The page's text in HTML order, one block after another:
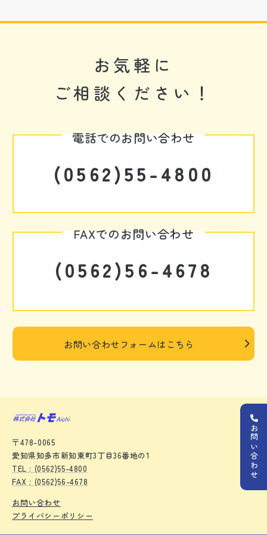
お気軽に
ご相談ください！
電話でのお問い合わせ
(0562)55-4800
FAXでのお問い合わせ
(0562)56-4678
お問い合わせフォームはこちら
お問い合わせ
〒478-0065
愛知県知多市新知東町3丁目36番地の1
TEL : (0562)55-4800
FAX : (0562)56-4678
お問い合わせ
プライバシーポリシー